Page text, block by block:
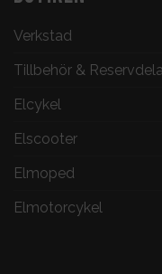
Verkstad
Tillbehör &
Elcykel
Elscooter
Elmoped
Elmotorcykel